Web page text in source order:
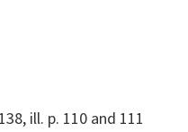
ill. p. 110 and 111